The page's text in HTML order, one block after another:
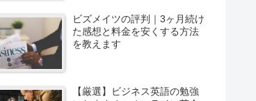
ビズメイツの評判｜3ヶ月続け
た感想と料金を安くする方法
を教えます
【厳選】ビジネス英語の勉強